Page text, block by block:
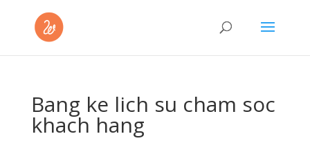
Bang ke lich su cham soc
khach hang